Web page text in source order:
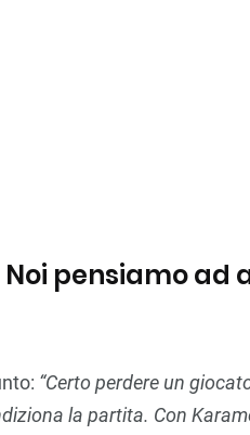
Noi pensiamo ad
“Certo perdere un
la partita. Con